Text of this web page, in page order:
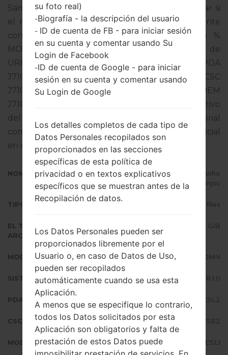
Samsung Galaxy J7 2016, pero no olvide verificar si
el número de modelo de su teléfono inteligente
corresponde al número de modelo indicado %
MODEL%. El código del firmware es CTU de
URUGUAY. El producto viene con la versión PDA
J710MNUBS4CSL2 y la versión CSC
J710MNUWA4CSE2,Versión de MODEM
J710MNUBS4CSL1. La versión del sistema operativo
del firmware dado es Android Oreo 8.1.0. Tutorial
completo sobre cómo actualizar el firmware oficial
en dispositivos Samsung aquí
NOMBRE DE ARCHIVO
SM-J710MN_1_20191221015515_s1who
6njsc
TIPO DE FIRMWARE 4 files
EL TAMAÑO DEL
ARCHIVO
1.75 GiB
MODELO Samsung SM-J710MN
SISTEMA OPERATIVO Android Oreo 8.1.0
PDA/AP VERSIÓN J710MNUBS4CSL2
CSC VERSIÓN J710MNUWA4CSE2
MODEM/CP VERSIÓN J710MNUBS4CSL1
su foto real)
-Biografía - la descripción del usuario
- ID de cuenta de FB - para iniciar sesión
en su cuenta y comentar usando Su
Login de Facebook
-ID de cuenta de Google - para iniciar
sesión en su cuenta y comentar usando
Su Login de Google
Los detalles completos de cada tipo de
Datos Personales recopilados son
proporcionados en las secciones
específicas de esta política de
privacidad o en textos explicativos
específicos que se muestran antes de la
Recopilación de datos.
Los Datos Personales pueden ser
proporcionados libremente por el
Usuario o, en caso de Datos de Uso,
pueden ser recopilados
automáticamente cuando se usa esta
Aplicación.
A menos que se especifique lo contrario,
todos los Datos solicitados por esta
Aplicación son obligatorios y falta de
prestación de estos Datos puede